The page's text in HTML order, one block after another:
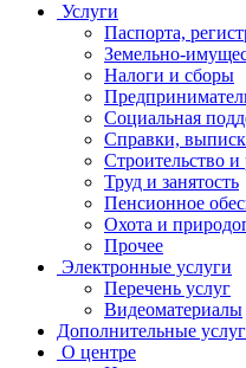
Услуги
Паспорта,
Земельно-
Налоги и сборы
Социальная
Справки,
Строительство и
Труд и занятость
Пенсионное
Охота и
Прочее
Электронные услуги
Перечень услуг
Видеоматериалы
Дополнительные
О центре